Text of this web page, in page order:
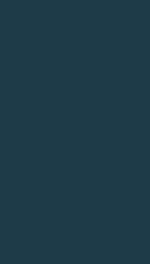
y
formas
-ya sea a
una
ser
en esas
ellas. Tu
puedas
y conectar